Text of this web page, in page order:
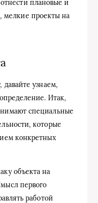
плановые и
мелкие проекты на
узнаем,
Итак,
специальные
которые
конкретных
объекта на
первого
работой